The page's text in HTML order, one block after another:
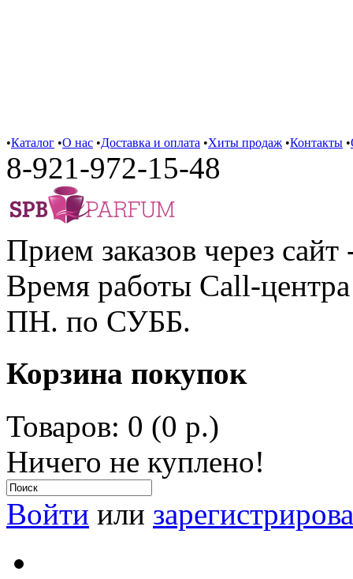
•Каталог •О нас •Доставка и оплата •Хиты продаж •Контакты •
8-921-972-15-48
Прием заказов через сайт
Время работы Call-
ПН. по СУББ.
Корзина покупок
Товаров: 0 (0 р.)
Ничего не куплено!
Войти или